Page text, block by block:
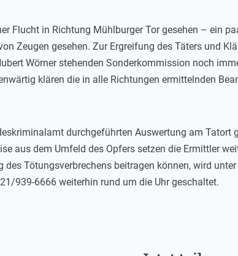
Flucht in Richtung Mühlburger Tor gesehen – ein
Zeugen gesehen. Zur Ergreifung des Täters und
Wörner stehenden Sonderkommission noch
klären die in alle Richtungen ermittelnden
durchgeführten Auswertung am Tatort
aus dem Umfeld des Opfers setzen die Ermittler
des Tötungsverbrechens beitragen können, wird
939-6666 weiterhin rund um die Uhr geschaltet.